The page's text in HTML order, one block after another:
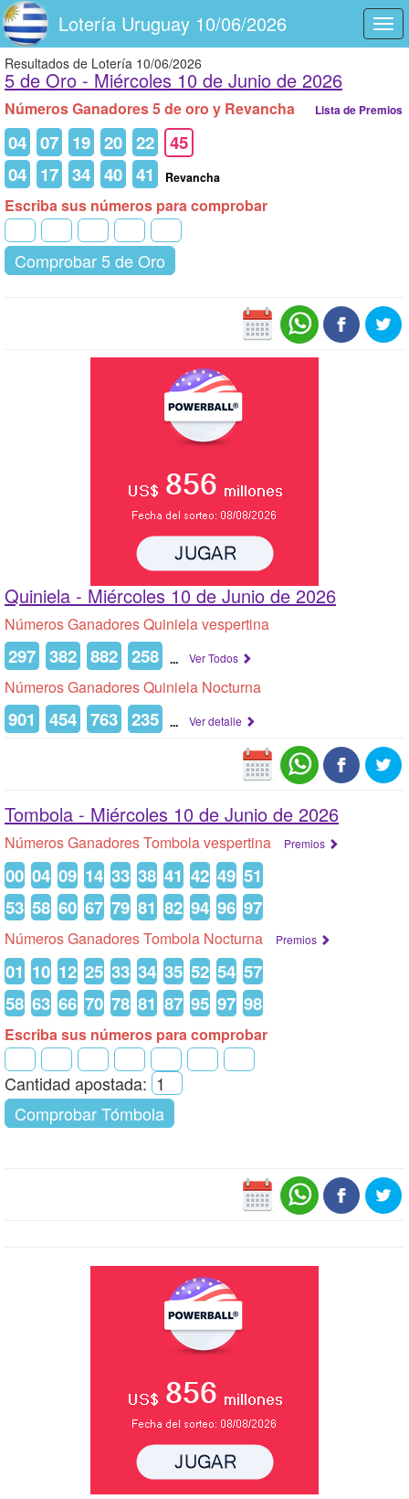
Lotería Uruguay 10/06/2026
Resultados de Lotería 10/06/2026
5 de Oro - Miércoles 10 de Junio de 2026
Números Ganadores 5 de oro y Revancha Lista de Premios
04 07 19 20 22
45
04 17 34 40 41 Revancha
Escriba sus números para comprobar
Comprobar 5 de Oro
Quiniela - Miércoles 10 de Junio de 2026
Números Ganadores Quiniela vespertina
297 382 882 258 ... Ver Todos
Números Ganadores Quiniela Nocturna
901 454 763 235 ... Ver detalle
Tombola - Miércoles 10 de Junio de 2026
Números Ganadores Tombola vespertina Premios
00 04 09 14 33 38 41 42 49 51
53 58 60 67 79 81 82 94 96 97
Números Ganadores Tombola Nocturna Premios
01 10 12 25 33 34 35 52 54 57
58 63 66 70 78 81 87 95 97 98
Escriba sus números para comprobar
Cantidad apostada:
Comprobar Tómbola